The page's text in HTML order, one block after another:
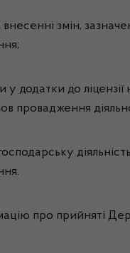
змін,
у додатки до
провадження
про прийняті